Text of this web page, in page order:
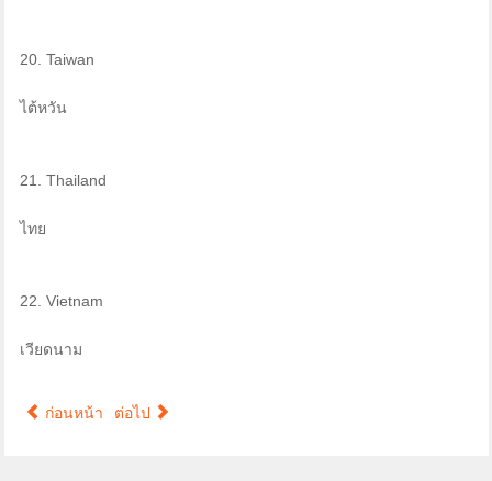
20. Taiwan
ไต้หวัน
21. Thailand
ไทย
22. Vietnam
เวียดนาม
ก่อนหน้า ต่อไป